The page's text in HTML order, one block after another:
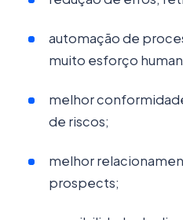
automação de
muito esforço
melhor
de riscos;
melhor
prospects;